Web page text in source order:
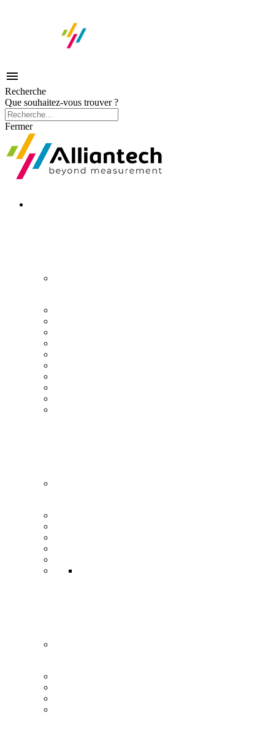

Recherche
Que souhaitez-vous trouver ?
Fermer